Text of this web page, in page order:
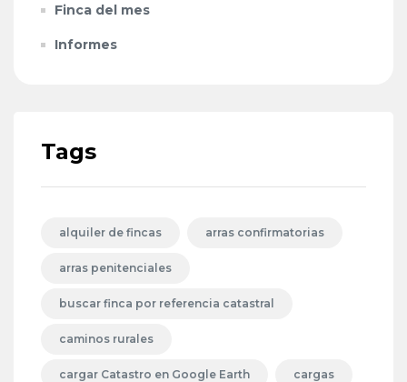
Finca del mes
Informes
Tags
alquiler de fincas arras confirmatorias
arras penitenciales
buscar finca por referencia catastral
caminos rurales
cargar Catastro en Google Earth cargas